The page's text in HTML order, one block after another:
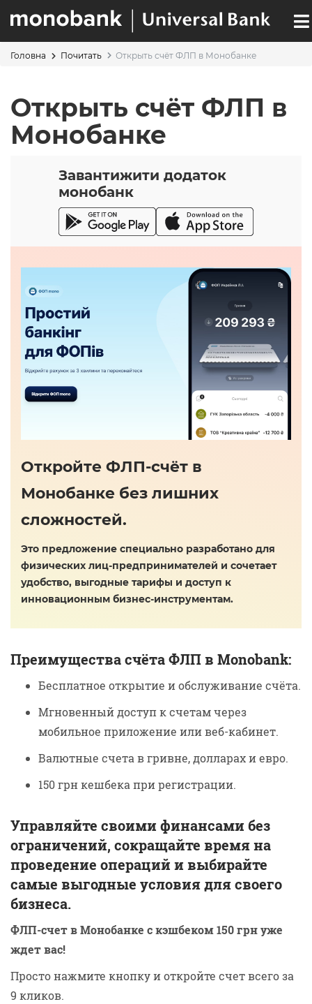
ОСНОВНАЯ
НАВИГАЦИИ
Головна Почитать Открыть счёт ФЛП в Монобанке
Открыть счёт ФЛП в
Монобанке
Завантижити додаток
монобанк
Откройте ФЛП-счёт в
Монобанке без лишних
сложностей.
Это предложение специально разработано для
физических лиц-предпринимателей и сочетает
удобство, выгодные тарифы и доступ к
инновационным бизнес-инструментам.
Преимущества счёта ФЛП в Monobank:
Бесплатное открытие и обслуживание счёта.
Мгновенный доступ к счетам через
мобильное приложение или веб-кабинет.
Валютные счета в гривне, долларах и евро.
150 грн кешбека при регистрации.
Управляйте своими финансами без
ограничений, сокращайте время на
проведение операций и выбирайте
самые выгодные условия для своего
бизнеса.
ФЛП-счет в Монобанке с кэшбеком 150 грн уже
ждет вас!
Просто нажмите кнопку и откройте счет всего за
9 кликов.